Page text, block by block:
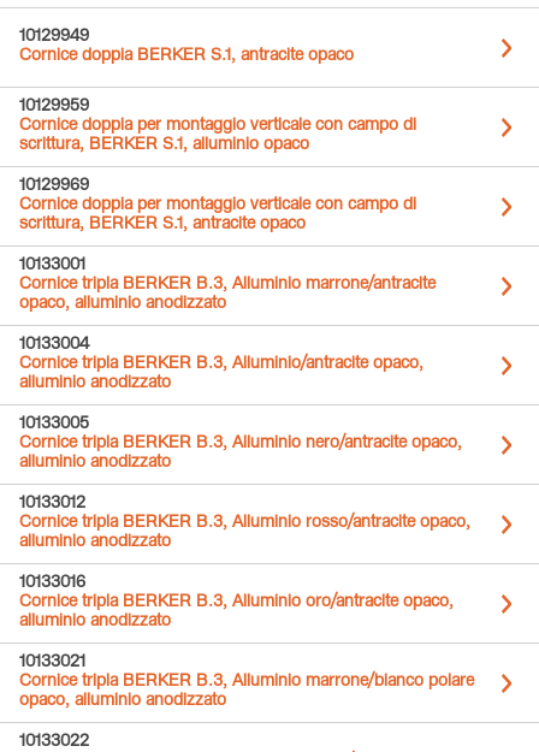
10129949
Cornice doppia BERKER S.1, antracite opaco
10129959
Cornice doppia per montaggio verticale con campo di
scrittura, BERKER S.1, alluminio opaco
10129969
Cornice doppia per montaggio verticale con campo di
scrittura, BERKER S.1, antracite opaco
10133001
Cornice tripla BERKER B.3, Alluminio marrone/antracite
opaco, alluminio anodizzato
10133004
Cornice tripla BERKER B.3, Alluminio/antracite opaco,
alluminio anodizzato
10133005
Cornice tripla BERKER B.3, Alluminio nero/antracite opaco,
alluminio anodizzato
10133012
Cornice tripla BERKER B.3, Alluminio rosso/antracite opaco,
alluminio anodizzato
10133016
Cornice tripla BERKER B.3, Alluminio oro/antracite opaco,
alluminio anodizzato
10133021
Cornice tripla BERKER B.3, Alluminio marrone/bianco polare
opaco, alluminio anodizzato
10133022